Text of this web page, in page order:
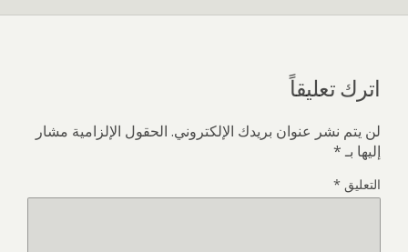
اترك تعليقاً
لن يتم نشر عنوان بريدك الإلكتروني. الحقول الإلزامية مشار
إليها بـ*
التعليق *